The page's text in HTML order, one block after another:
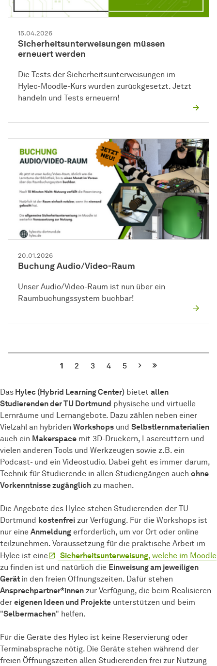
15.04.2026
Sicherheitsunterweisungen müssen
erneuert werden
Die Tests der Sicherheitsunterweisungen im
Hylec-Moodle-Kurs wurden zurückgesetzt. Jetzt
handeln und Tests erneuern!
20.01.2026
Buchung Audio/Video-Raum
Unser Audio/Video-Raum ist nun über ein
Raumbuchungssystem buchbar!
1 2 3 4 5 Nächste
Das Hylec (Hybrid Learning Center) bietet allen
Studierenden der TU Dortmund physische und virtuelle
Lernräume und Lernangebote. Dazu zählen neben einer
Vielzahl an hybriden Workshops und Selbstlernmaterialien
auch ein Makerspace mit 3D-Druckern, Lasercuttern und
vielen anderen Tools und Werkzeugen sowie z.B. ein
Podcast- und ein Videostudio. Dabei geht es immer darum,
Technik für Studierende in allen Studiengängen auch ohne
Vorkenntnisse zugänglich zu machen.
Die Angebote des Hylec stehen Studierenden der TU
Dortmund kostenfrei zur Verfügung. Für die Workshops ist
nur eine Anmeldung erforderlich, um vor Ort oder online
teilzunehmen. Voraussetzung für die praktische Arbeit im
Hylec ist eine
Sicherheitsunterweisung, welche im Moodle
zu finden ist und natürlich die Einweisung am jeweiligen
Gerät in den freien Öffnungszeiten. Dafür stehen
Ansprechpartner*innen zur Verfügung, die beim Realisieren
der eigenen Ideen und Projekte unterstützen und beim
"Selbermachen" helfen.
Für die Geräte des Hylec ist keine Reservierung oder
Terminabsprache nötig. Die Geräte stehen während der
freien Öffnungszeiten allen Studierenden frei zur Nutzung